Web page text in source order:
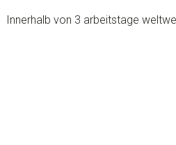
Innerhalb von 3 arbeitstage